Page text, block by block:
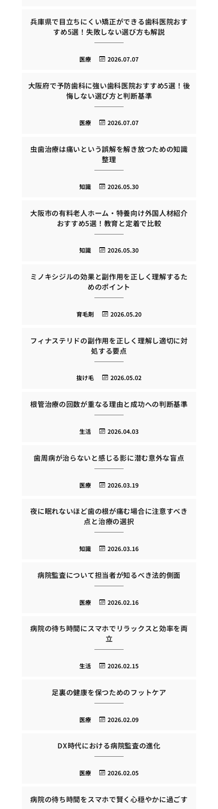
兵庫県で目立ちにくい矯正ができる歯科医院おす
すめ5選！失敗しない選び方も解説
2026.07.07
医療
大阪府で予防歯科に強い歯科医院おすすめ5選！後
悔しない選び方と判断基準
2026.07.07
医療
虫歯治療は痛いという誤解を解き放つための知識
整理
2026.05.30
知識
大阪市の有料老人ホーム・特養向け外国人材紹介
おすすめ5選！教育と定着で比較
2026.05.30
知識
ミノキシジルの効果と副作用を正しく理解するた
めのポイント
2026.05.20
育毛剤
フィナステリドの副作用を正しく理解し適切に対
処する要点
2026.05.02
抜け毛
根管治療の回数が重なる理由と成功への判断基準
2026.04.03
生活
歯周病が治らないと感じる影に潜む意外な盲点
2026.03.19
医療
夜に眠れないほど歯の根が痛む場合に注意すべき
点と治療の選択
2026.03.16
知識
病院監査について担当者が知るべき法的側面
2026.02.16
医療
病院の待ち時間にスマホでリラックスと効率を両
立
2026.02.15
生活
足裏の健康を保つためのフットケア
2026.02.09
医療
DX時代における病院監査の進化
2026.02.05
医療
病院の待ち時間をスマホで賢く心穏やかに過ごす